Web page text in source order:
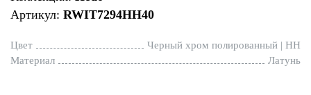
Артикул: RWIT7294HH40
Цвет
Черный хром полированный | HH
Материал
Латунь